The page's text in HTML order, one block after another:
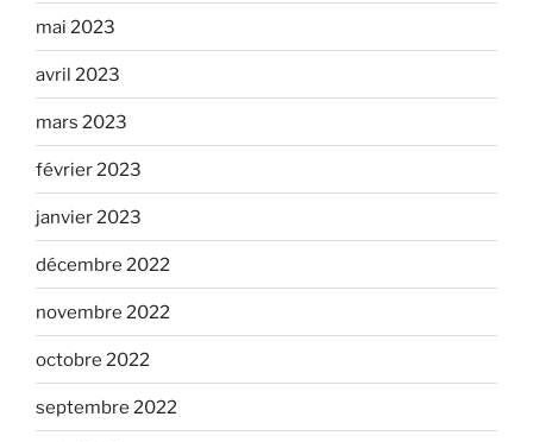
mai 2023
avril 2023
mars 2023
février 2023
janvier 2023
décembre 2022
novembre 2022
octobre 2022
septembre 2022